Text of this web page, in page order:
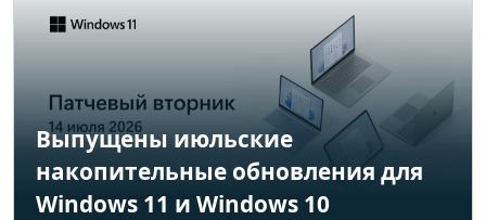
Выпущены июльские
накопительные обновления для
Windows 11 и Windows 10